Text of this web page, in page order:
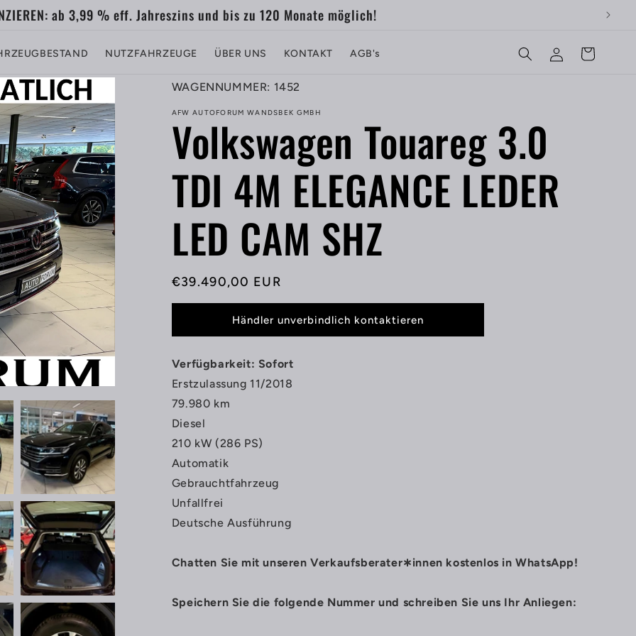
ab 3,99 % eff. Jahreszins und bis zu 120 Monate möglich!
NUTZFAHRZEUGE ÜBER UNS KONTAKT AGB's EinloggenFavoriten
SKU:
WAGENNUMMER: 1452
AFW AUTOFORUM WANDSBEK GMBH
Volkswagen Touareg 3.0
TDI 4M ELEGANCE LEDER
LED CAM SHZ
Normaler
Preis
€39.490,00 EUR
Händler unverbindlich kontaktieren
Verfügbarkeit: Sofort
Erstzulassung 11/2018
79.980 km
Diesel
210 kW (286 PS)
Automatik
Gebrauchtfahrzeug
Unfallfrei
Deutsche Ausführung
Chatten Sie mit unseren Verkaufsberater∗innen kostenlos in WhatsApp!
Speichern Sie die folgende Nummer und schreiben Sie uns Ihr Anliegen: